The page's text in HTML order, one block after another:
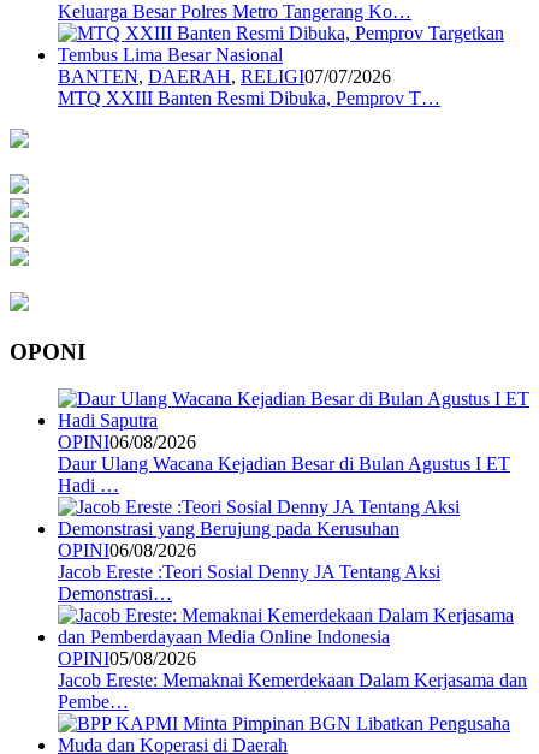
Keluarga Besar Polres Metro Tangerang Ko…
BANTEN, DAERAH, RELIGI07/07/2026
MTQ XXIII Banten Resmi Dibuka, Pemprov T…
OPONI
OPINI06/08/2026
Daur Ulang Wacana Kejadian Besar di Bulan Agustus I ET
Hadi …
OPINI06/08/2026
Jacob Ereste :Teori Sosial Denny JA Tentang Aksi
Demonstrasi…
OPINI05/08/2026
Jacob Ereste: Memaknai Kemerdekaan Dalam Kerjasama dan
Pembe…